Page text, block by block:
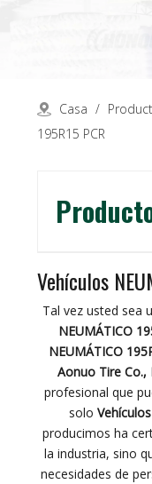
Casa /
195R15 PCR
Vehículos
Tal vez usted sea
NEUMÁTICO
NEUMÁTICO
Aonuo Tire Co.,
profesional que
solo
producimos ha
la industria, sino
necesidades de